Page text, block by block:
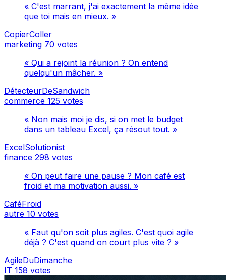
« C'est marrant, j'ai exactement la même idée
que toi mais en mieux. »
CopierColler
marketing 70 votes
« Qui a rejoint la réunion ? On entend
quelqu'un mâcher. »
DétecteurDeSandwich
commerce 125 votes
« Non mais moi je dis, si on met le budget
dans un tableau Excel, ça résout tout. »
ExcelSolutionist
finance 298 votes
« On peut faire une pause ? Mon café est
froid et ma motivation aussi. »
CaféFroid
autre 10 votes
« Faut qu'on soit plus agiles. C'est quoi agile
déjà ? C'est quand on court plus vite ? »
AgileDuDimanche
IT 158 votes